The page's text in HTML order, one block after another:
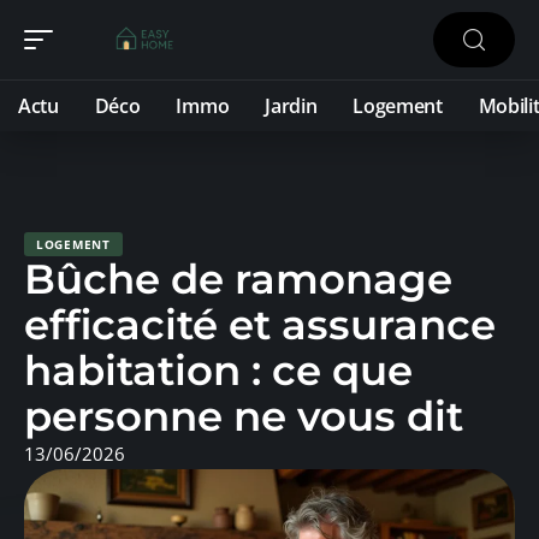
Actu Déco Immo Jardin Logement
LOGEMENT
Bûche de ramonage
efficacité et assurance
habitation : ce que
personne ne vous dit
13/06/2026